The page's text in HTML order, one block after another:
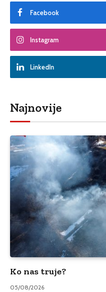
Facebook
Instagram
LinkedIn
Najnovije
Ko nas truje?
05/08/2026